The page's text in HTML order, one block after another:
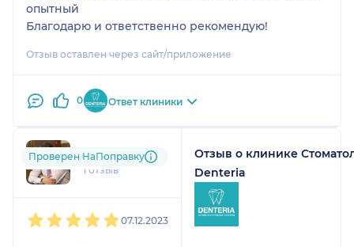
опытный
Благодарю и ответственно рекомендую!
Отзыв оставлен через сайт/приложение
0 Ответ клиники
Владимир
1 отзыв
Проверен НаПоправку
07.12.2023
Отзыв о клинике
Denteria